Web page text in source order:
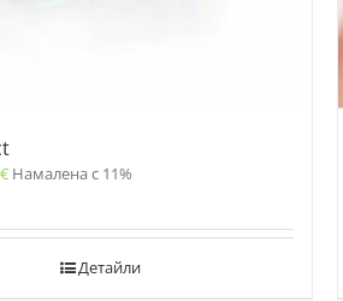
€ Намалена с 11%
Детайли